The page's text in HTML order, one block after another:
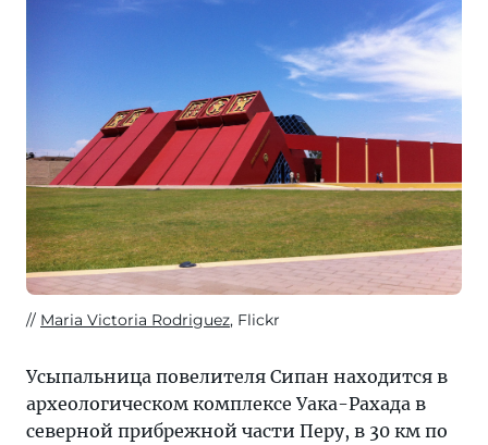
Maria Victoria Rodriguez, Flickr
Усыпальница повелителя Сипан находится в
археологическом комплексе Уака-Рахада в
северной прибрежной части Перу, в 30 км по